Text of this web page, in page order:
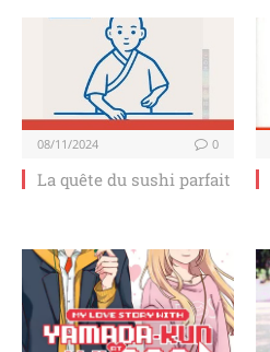
08/11/2024 0
La quête du sushi parfait